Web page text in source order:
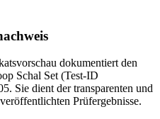
dokumentiert den
Schal Set (Test-ID
Sie dient der transparenten und
Prüfergebnisse.